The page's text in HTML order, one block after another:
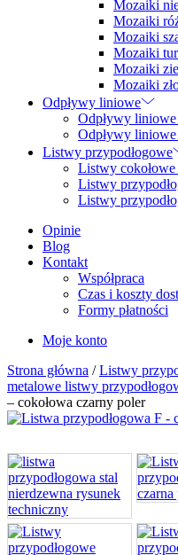
Mozaiki
Mozaiki
Mozaiki
Mozaiki
Mozaiki
Mozaiki
Odpływy liniowe
Odpływy
Odpływy
Listwy przypodłogowe
Listwy
Listwy
Listwy
Opinie
Blog
Kontakt
Współpraca
Czas i koszty
Formy płatności
Moje konto
Strona główna /Listwy
metalowe listwy
– cokołowa czarny poler